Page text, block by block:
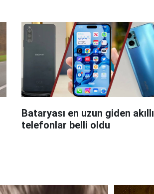
Bataryası en uzun giden akıllı
telefonlar belli oldu